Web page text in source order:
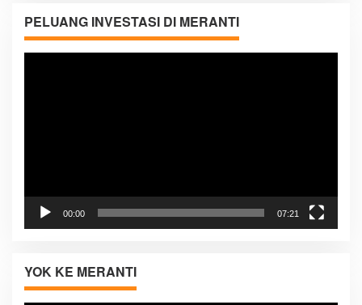
PELUANG INVESTASI DI MERANTI
00:00 07:21
YOK KE MERANTI